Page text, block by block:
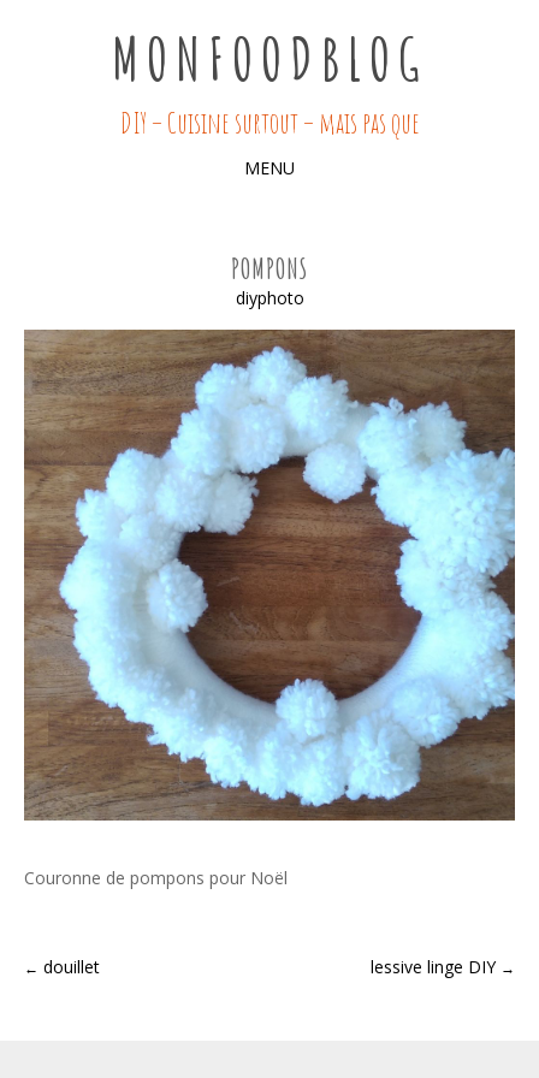
MONFOODBLOG
DIY – Cuisine surtout – mais pas que
MENU
POMPONS
diyphoto
Couronne de pompons pour Noël
Post
← douillet lessive linge DIY →